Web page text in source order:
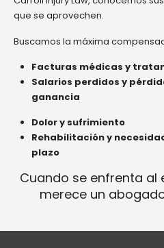
que se aprovechen.
Buscamos la máxima
Facturas médicas y
Salarios perdidos y
ganancia
Dolor y sufrimiento
Rehabilitación y
plazo
Cuando se enfrenta al
merece un